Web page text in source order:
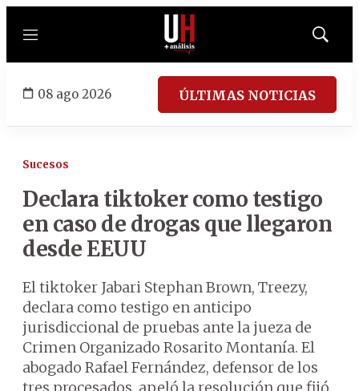
Menú
Mostrar
08 ago 2026 ÚLTIMAS NOTICIAS
Sucesos
Declara tiktoker como testigo
en caso de drogas que llegaron
desde EEUU
El tiktoker Jabari Stephan Brown, Treezy,
declara como testigo en anticipo
jurisdiccional de pruebas ante la jueza de
Crimen Organizado Rosarito Montanía. El
abogado Rafael Fernández, defensor de los